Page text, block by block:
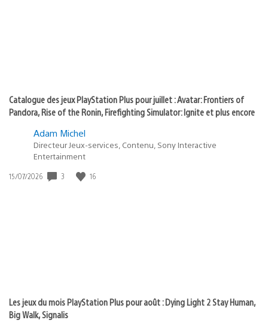
Catalogue des jeux PlayStation Plus pour juillet : Avatar: Frontiers of
Pandora, Rise of the Ronin, Firefighting Simulator: Ignite et plus encore
Adam Michel
Directeur Jeux-services, Contenu, Sony Interactive
Entertainment
Date
15/07/2026 3 16
Les jeux du mois PlayStation Plus pour août : Dying Light 2 Stay Human,
Big Walk, Signalis